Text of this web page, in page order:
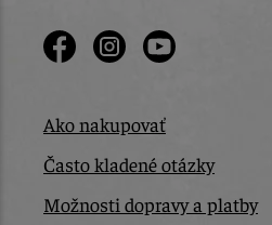
Ako nakupovať
Často kladené otázky
Možnosti dopravy a platby